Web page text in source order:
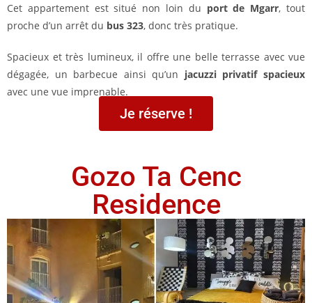
Cet appartement est situé non loin du port de Mgarr, tout
proche d’un arrêt du bus 323, donc très pratique.
Spacieux et très lumineux, il offre une belle terrasse avec vue
dégagée, un barbecue ainsi qu’un jacuzzi privatif spacieux
avec une vue imprenable.
Je réserve !
Gozo Ta Cenc
Residence